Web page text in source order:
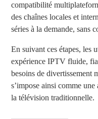
compatibilité
des chaînes locales et
séries à la demande, sans
En suivant ces étapes, les
expérience IPTV fluide,
besoins de divertissement
s’impose ainsi comme
la télévision traditionnelle.